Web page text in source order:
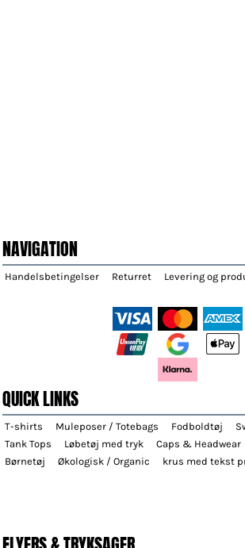
NAVIGATION
Handelsbetingelser Returret Levering og
QUICK LINKS
T-shirts Muleposer / Totebags Fodboldtøj
Tank Tops
Løbetøj med tryk Caps & Headwear
Børnetøj
Økologisk / Organic krus med tekst